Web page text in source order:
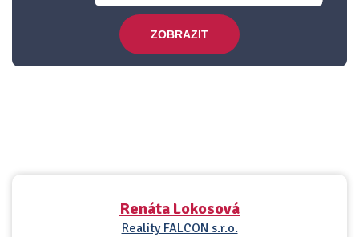
ZOBRAZIT
Renáta Lokosová
Reality FALCON s.r.o.